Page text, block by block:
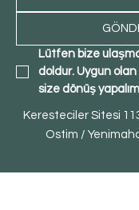
Lütfen bize
doldur. Uygun olan
size dönüş
Keresteciler Sitesi
Ostim /